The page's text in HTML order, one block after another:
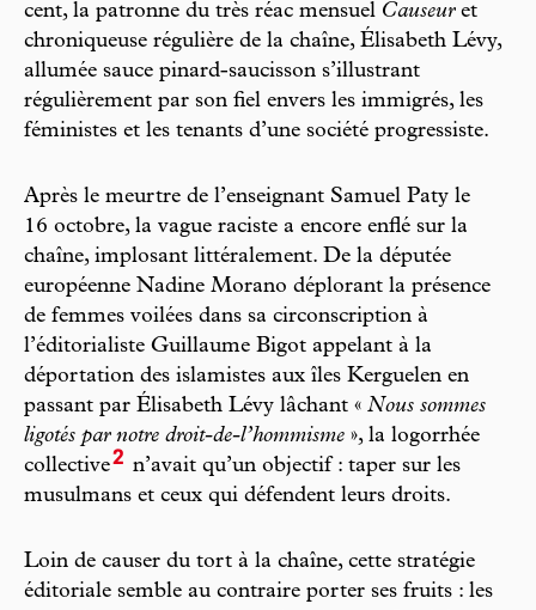
cent, la patronne du très réac mensuel Causeur et
chroniqueuse régulière de la chaîne, Élisabeth Lévy,
allumée sauce pinard-saucisson s’illustrant
régulièrement par son fiel envers les immigrés, les
féministes et les tenants d’une société progressiste.
Après le meurtre de l’enseignant Samuel Paty le
16 octobre, la vague raciste a encore enflé sur la
chaîne, implosant littéralement. De la députée
européenne Nadine Morano déplorant la présence
de femmes voilées dans sa circonscription à
l’éditorialiste Guillaume Bigot appelant à la
déportation des islamistes aux îles Kerguelen en
passant par Élisabeth Lévy lâchant « Nous sommes
ligotés par notre droit-de-l’hommisme », la logorrhée
collective2 n’avait qu’un objectif : taper sur les
musulmans et ceux qui défendent leurs droits.
Loin de causer du tort à la chaîne, cette stratégie
éditoriale semble au contraire porter ses fruits : les